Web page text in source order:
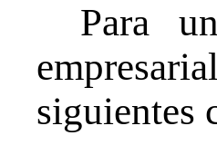
Para
siguientes